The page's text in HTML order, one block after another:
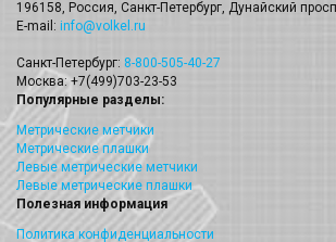
196158, Россия, Санкт-Петербург, Дунайский
E-mail: info@volkel.ru
Санкт-Петербург: 8-800-505-40-27
Москва: +7(499)703-23-53
Популярные разделы:
Метрические метчики
Метрические плашки
Левые метрические метчики
Левые метрические плашки
Полезная информация
Политика конфиденциальности